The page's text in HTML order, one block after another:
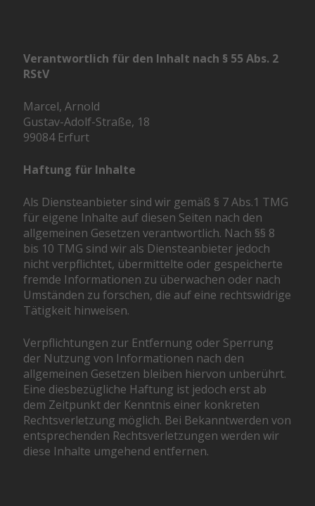
Verantwortlich für den Inhalt nach § 55 Abs. 2
RStV
Marcel, Arnold
Gustav-Adolf-Straße, 18
99084 Erfurt
Haftung für Inhalte
Als Diensteanbieter sind wir gemäß § 7 Abs.1 TMG
für eigene Inhalte auf diesen Seiten nach den
allgemeinen Gesetzen verantwortlich. Nach §§ 8
bis 10 TMG sind wir als Diensteanbieter jedoch
nicht verpflichtet, übermittelte oder gespeicherte
fremde Informationen zu überwachen oder nach
Umständen zu forschen, die auf eine rechtswidrige
Tätigkeit hinweisen.
Verpflichtungen zur Entfernung oder Sperrung
der Nutzung von Informationen nach den
allgemeinen Gesetzen bleiben hiervon unberührt.
Eine diesbezügliche Haftung ist jedoch erst ab
dem Zeitpunkt der Kenntnis einer konkreten
Rechtsverletzung möglich. Bei Bekanntwerden von
entsprechenden Rechtsverletzungen werden wir
diese Inhalte umgehend entfernen.